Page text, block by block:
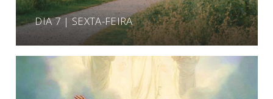
DIA 7 | SEXTA-FEIRA